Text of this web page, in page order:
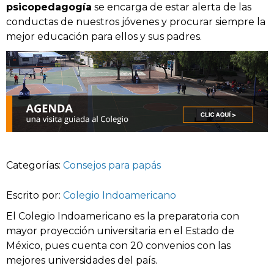
psicopedagogía se encarga de estar alerta de las
conductas de nuestros jóvenes y procurar siempre la
mejor educación para ellos y sus padres.
Categorías: Consejos para papás
Escrito por: Colegio Indoamericano
El Colegio Indoamericano es la preparatoria con
mayor proyección universitaria en el Estado de
México, pues cuenta con 20 convenios con las
mejores universidades del país.